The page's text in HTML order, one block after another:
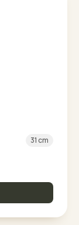
31 cm